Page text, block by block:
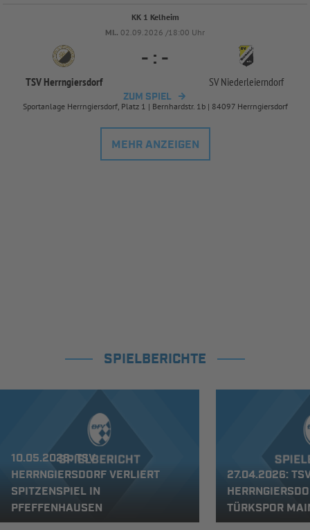
KK 1 Kelheim
MI.. 02.09.2026 /18:00 Uhr
TSV Herrngiersdorf
- : -
SV Niederleierndorf
ZUM SPIEL
Sportanlage Herrngiersdorf, Platz 1 | Bernhardstr. 1b | 84097 Herrngiersdorf
MEHR ANZEIGEN
SPIELBERICHTE
10.05.2026: TSV
HERRNGIERSDORF VERLIERT
SPITZENSPIEL IN
PFEFFENHAUSEN
27.04.2026:
TÜRKSPOR